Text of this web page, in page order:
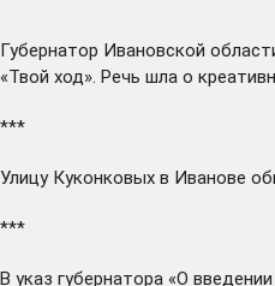
Губернатор Ивановской
«Твой ход». Речь шла о
***
Улицу Куконковых в Иванове
***
В указ губернатора «О